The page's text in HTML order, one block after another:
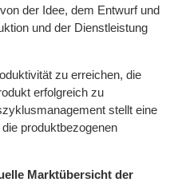
der Idee, dem Entwurf und
und der Dienstleistung
zu erreichen, die
erfolgreich zu
stellt eine
produktbezogenen
Marktübersicht der